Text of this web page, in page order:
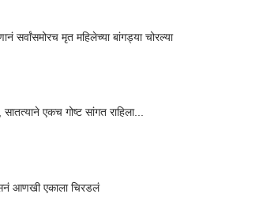
सर्वांसमोरच मृत महिलेच्या बांगड्या चोरल्या
एकच गोष्ट सांगत राहिला...
आणखी एकाला चिरडलं